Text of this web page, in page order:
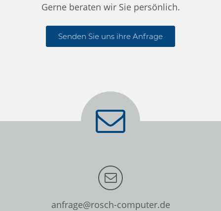
Gerne beraten wir Sie persönlich.
Senden Sie uns ihre Anfrage
anfrage@rosch-computer.de